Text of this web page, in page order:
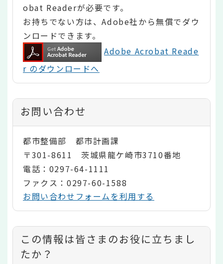
obat Readerが必要です。
お持ちでない方は、Adobe社から無償でダウ
ンロードできます。
Adobe Acrobat Reade
r のダウンロードへ
お問い合わせ
都市整備部 都市計画課
〒301-8611 茨城県龍ケ崎市3710番地
電話：0297-64-1111
ファクス：0297-60-1588
お問い合わせフォームを利用する
コ
ン
この情報は皆さまのお役に立ちまし
たか？